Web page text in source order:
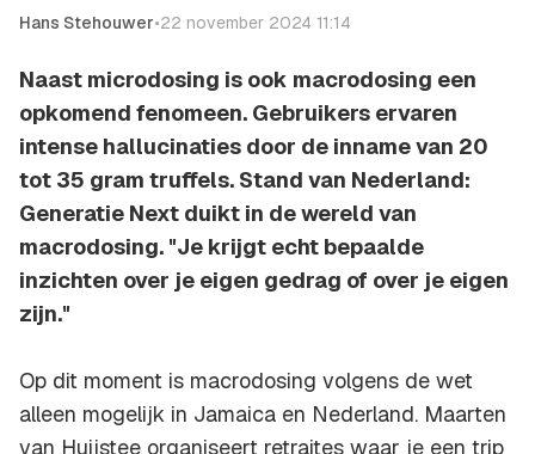
Hans Stehouwer•22 november 2024 11:14
Naast microdosing is ook macrodosing een
opkomend fenomeen. Gebruikers ervaren
intense hallucinaties door de inname van 20
tot 35 gram truffels. Stand van Nederland:
Generatie Next duikt in de wereld van
macrodosing. "Je krijgt echt bepaalde
inzichten over je eigen gedrag of over je eigen
zijn."
Op dit moment is macrodosing volgens de wet
alleen mogelijk in Jamaica en Nederland. Maarten
van Huijstee organiseert retraites waar je een trip